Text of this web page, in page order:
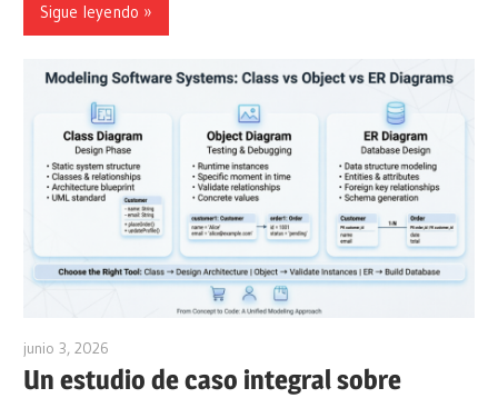
Sigue leyendo
junio 3, 2026
Un estudio de caso integral sobre